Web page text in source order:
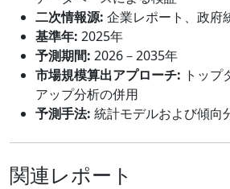
二次情報源: 企業レポート、政府
基準年: 2025年
予測期間: 2026－2035年
市場規模算出アプローチ: トップ
アップ分析の併用
予測手法: 統計モデルおよび傾向
関連レポート